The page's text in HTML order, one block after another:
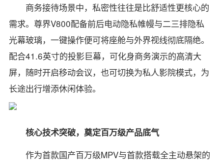
商务接待场景中，私密性往往是比舒适性更核心的
需求。尊界V800配备前后电动隐私帷幔与二三排隐私
光幕玻璃，一键操作便可将座舱与外界视线彻底隔绝。
配合41.6英寸的投影巨幕，可化身商务演示的高清大
屏，随时开启移动会议，也可切换为私人影院模式，为
长途出行增添休闲体验。
核心技术突破，奠定百万级产品底气
作为首款国产百万级MPV与首款搭载全主动悬架的